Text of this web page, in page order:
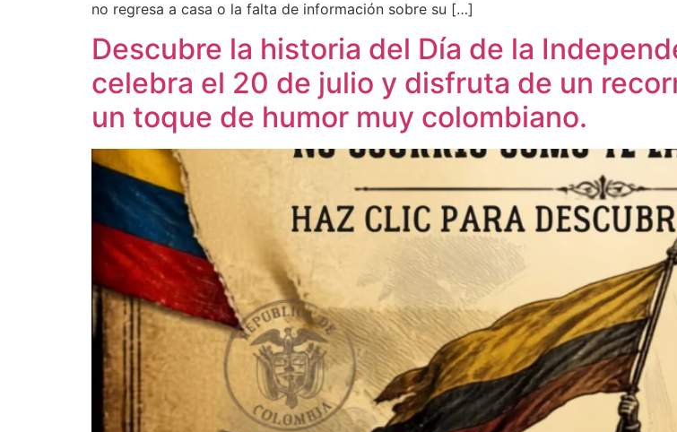
no regresa a casa o la falta de información sobre su […]
Descubre la historia del Día de la
celebra el 20 de julio y disfruta de un
un toque de humor muy colombiano.